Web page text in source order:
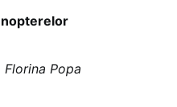
Popa